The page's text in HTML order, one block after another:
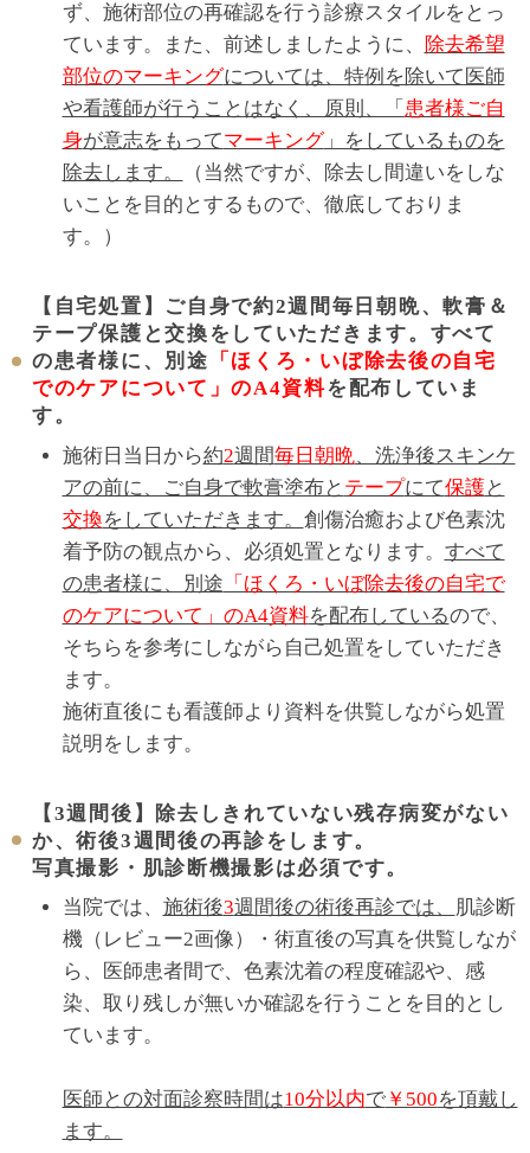
ず、施術部位の再確認を行う診療スタイルをとっ
ています。また、前述しましたように、
除去希望
部位のマーキングについては、特例を除いて医師
や看護師が行うことはなく、原則、「 患者様ご自
身が意志をもってマーキング」をしているものを
除去します。
（当然ですが、除去し間違いをしな
いことを目的とするもので、徹底しておりま
す。）
【自宅処置】ご自身で約2週間毎日朝晩、軟膏＆
テープ保護と交換をしていただきます。すべて
の患者様に、別途 「ほくろ・いぼ除去後の自宅
でのケアについて」のA4資料を配布していま
す。
施術日当日から約2週間毎日朝晩、洗浄後スキンケ
アの前に、ご自身で軟膏塗布と テープにて保護と
交換をしていただきます。 創傷治癒および色素沈
着予防の観点から、必須処置となります。 すべて
の患者様に、別途 「ほくろ・いぼ除去後の自宅で
のケアについて」のA4資料を配布しているので、
そちらを参考にしながら自己処置をしていただき
ます。
施術直後にも看護師より資料を供覧しながら処置
説明をします。
【3週間後】除去しきれていない残存病変がない
か、術後3週間後の再診をします。
写真撮影・肌診断機撮影は必須です。
当院では、 施術後3週間後の術後再診では、 肌診断
機（レビュー2画像）・術直後の写真を供覧しなが
ら、医師患者間で、色素沈着の程度確認や、感
染、取り残しが無いか確認を行うことを目的とし
ています。
医師との対面診察時間は10分以内で￥500を頂戴し
ます。